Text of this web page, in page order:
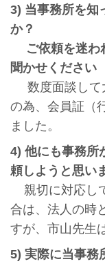
3) 当事務所を知
か？
ご依頼を迷わ
聞かせください
数度面談し
の為、会員証（
ました。
4) 他にも事務所
頼しようと思い
親切に対応し
合は、法人の時
すが、市山先生
5) 実際に当事務